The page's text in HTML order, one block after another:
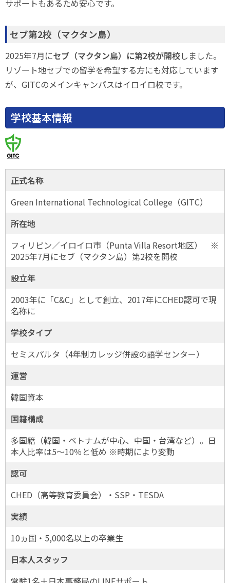
サポートもあるため安心です。
セブ第2校（マクタン島）
2025年7月にセブ（マクタン島）に第2校が開校しました。
リゾート地セブでの留学を希望する方にも対応しています
が、GITCのメインキャンパスはイロイロ校です。
学校基本情報
正式名称
Green International Technological College（GITC）
所在地
フィリピン／イロイロ市（Punta Villa Resort地区） ※
2025年7月にセブ（マクタン島）第2校を開校
設立年
2003年に「C&C」として創立、2017年にCHED認可で現
名称に
学校タイプ
セミスパルタ（4年制カレッジ併設の語学センター）
運営
韓国資本
国籍構成
多国籍（韓国・ベトナムが中心、中国・台湾など）。日
本人比率は5〜10％と低め ※時期により変動
認可
CHED（高等教育委員会）・SSP・TESDA
実績
10ヵ国・5,000名以上の卒業生
日本人スタッフ